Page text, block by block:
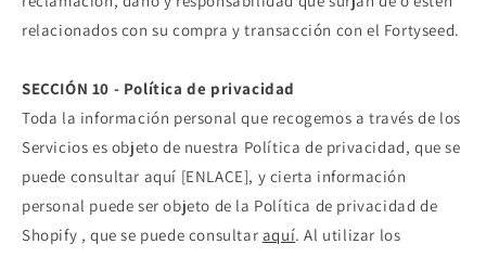
relacionados con su compra y transacción con el Fortyseed.
SECCIÓN 10 - Política de privacidad
Toda la información personal que recogemos a través de los
Servicios es objeto de nuestra Política de privacidad, que se
puede consultar aquí [ENLACE], y cierta información
personal puede ser objeto de la Política de privacidad de
Shopify , que se puede consultar aquí. Al utilizar los